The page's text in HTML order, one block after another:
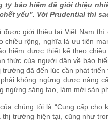
ty bảo hiểm đã giới thiệu
yểu”. Với Prudential thì
giới thiệu tại Việt Nam thì
chiều rộng, nghĩa là ưu tiên
hiểm được thiết kế theo
thức của người dân về bảo
đã đến lúc cần phát triển
không ngừng được nâng
ngừng sáng tạo, làm mới sản
chúng tôi là “Cung cấp cho
trường hiện tại, cũng như